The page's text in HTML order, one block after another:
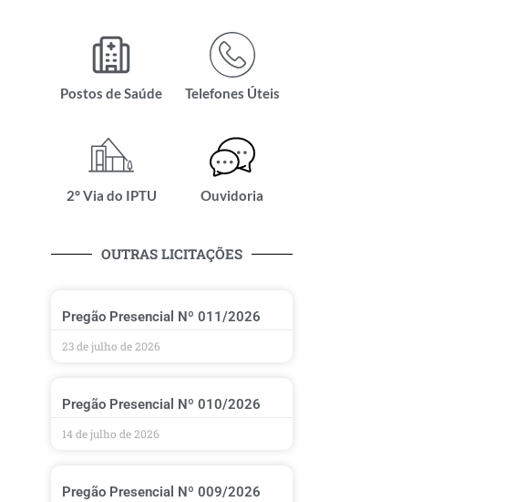
Postos de Saúde Telefones Úteis
2° Via do IPTU Ouvidoria
OUTRAS LICITAÇÕES
Pregão Presencial Nº 011/2026
23 de julho de 2026
Pregão Presencial Nº 010/2026
14 de julho de 2026
Pregão Presencial Nº 009/2026